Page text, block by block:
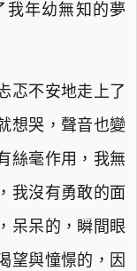
我年幼無知的夢
忑不安地走上了
想哭，聲音也變
絲毫作用，我無
我沒有勇敢的面
呆呆的，瞬間眼
望與憧憬的，因